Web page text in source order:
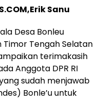
Sanu
Desa Bonleu
Tengah Selatan
terimakasih
Anggota DPR RI
sudah menjawab
Bonle’u untuk